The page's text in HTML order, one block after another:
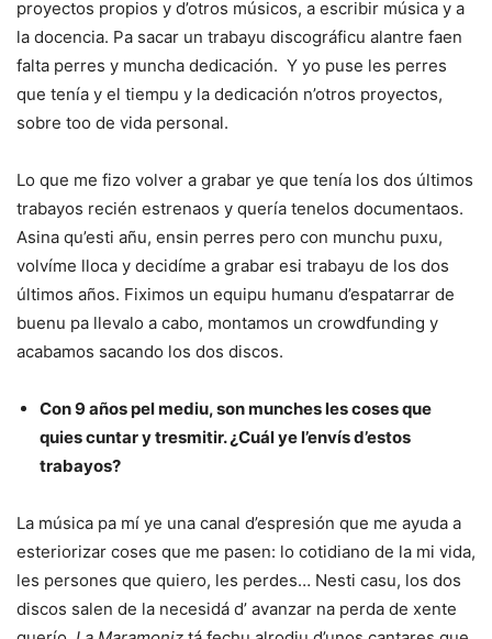
proyectos propios y d’otros músicos, a escribir música y a
la docencia. Pa sacar un trabayu discográficu alantre faen
falta perres y muncha dedicación. Y yo puse les perres
que tenía y el tiempu y la dedicación n’otros proyectos,
sobre too de vida personal.
Lo que me fizo volver a grabar ye que tenía los dos últimos
trabayos recién estrenaos y quería tenelos documentaos.
Asina qu’esti añu, ensin perres pero con munchu puxu,
volvíme lloca y decidíme a grabar esi trabayu de los dos
últimos años. Fiximos un equipu humanu d’espatarrar de
buenu pa llevalo a cabo, montamos un crowdfunding y
acabamos sacando los dos discos.
Con 9 años pel mediu, son munches les coses que
quies cuntar y tresmitir. ¿Cuál ye l’envís d’estos
trabayos?
La música pa mí ye una canal d’espresión que me ayuda a
esteriorizar coses que me pasen: lo cotidiano de la mi vida,
les persones que quiero, les perdes… Nesti casu, los dos
discos salen de la necesidá d’ avanzar na perda de xente